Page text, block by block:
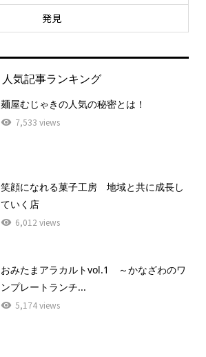
発見
人気記事ランキング
麺屋むじゃきの人気の秘密とは！
7,533 views
笑顔になれる菓子工房 地域と共に成長し
ていく店
6,012 views
おみたまアラカルトvol.1 ～かなざわのワ
ンプレートランチ...
5,174 views